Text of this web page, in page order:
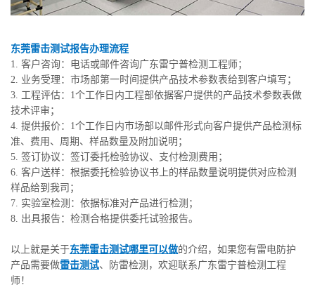
东莞雷击测试报告办理流程
1. 客户咨询：电话或邮件咨询广东雷宁普检测工程师；
2. 业务受理：市场部第一时间提供产品技术参数表给到客户填写；
3. 工程评估：1个工作日内工程部依据客户提供的产品技术参数表做
技术评审；
4. 提供报价：1个工作日内市场部以邮件形式向客户提供产品检测标
准、费用、周期、样品数量及附加说明；
5. 签订协议：签订委托检验协议、支付检测费用；
6. 客户送样：根据委托检验协议书上的样品数量说明提供对应检测
样品给到我司；
7. 实验室检测：依据标准对产品进行检测；
8. 出具报告：检测合格提供委托试验报告。
以上就是关于东莞雷击测试哪里可以做的介绍，如果您有雷电防护
产品需要做雷击测试、防雷检测，欢迎联系广东雷宁普检测工程
师！